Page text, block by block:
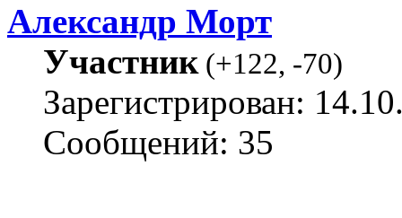
Александр Морт
Участник(+122, -70)
Зарегистрирован:
Сообщений: 35